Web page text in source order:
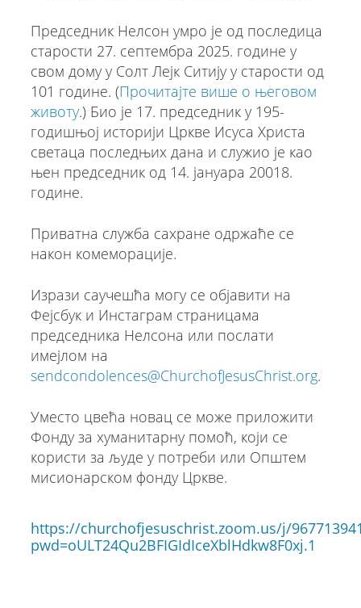
Председник Нелсон умро је од последица
старости 27. септембра 2025. године у
свом дому у Солт Лејк Ситију у старости од
101 године. (Прочитајте више о његовом
животу.) Био је 17. председник у 195-
годишњој историји Цркве Исуса Христа
светаца последњих дана и служио је као
њен председник од 14. јануара 20018.
године.
Приватна служба сахране одржаће се
након комеморације.
Изрази саучешћа могу се објавити на
Фејсбук и Инстаграм страницама
председника Нелсона или послати
имејлом на
sendcondolences@ChurchofJesusChrist.org.
Уместо цвећа новац се може приложити
Фонду за хуманитарну помоћ, који се
користи за људе у потреби или Општем
мисионарском фонду Цркве.
https://churchofjesuschrist.zoom.us/j/
pwd=oULT24Qu2BFIGIdIceXblHdkw8F0xj.1